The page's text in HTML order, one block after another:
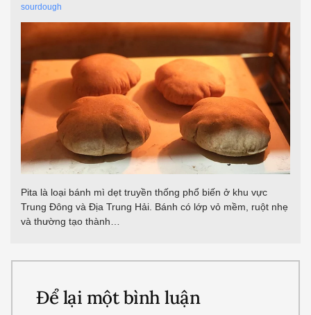
sourdough
Pita là loại bánh mì dẹt truyền thống phổ biến ở khu vực
Trung Đông và Địa Trung Hải. Bánh có lớp vỏ mềm, ruột nhẹ
và thường tạo thành…
Để lại một bình luận